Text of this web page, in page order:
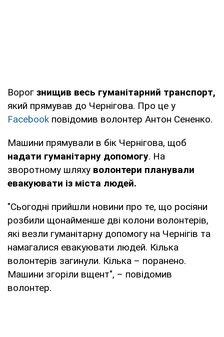
Ворог знищив весь гуманітарний транспорт,
який прямував до Чернігова. Про це у
Facebook повідомив волонтер Антон Сененко.
Машини прямували в бік Чернігова, щоб
надати гуманітарну допомогу. На
зворотному шляху волонтери планували
евакуювати із міста людей.
"Сьогодні прийшли новини про те, що росіяни
розбили щонайменше дві колони волонтерів,
які везли гуманітарну допомогу на Чернігів та
намагалися евакуювати людей. Кілька
волонтерів загинули. Кілька – поранено.
Машини згоріли вщент", – повідомив
волонтер.